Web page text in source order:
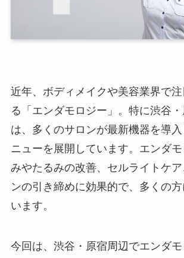
近年、ボディメイクや美容業界で
る「エンダモロジー」。特に渋谷
は、多くのサロンが最新機器を導
ニューを展開しています。エンダモ
みやたるみの改善、セルライトケ
ンの引き締めに効果的で、多くの
います。
今回は、渋谷・原宿周辺でエンダ